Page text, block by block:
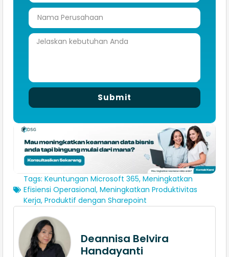
Submit
Tags: Keuntungan Microsoft 365, Meningkatkan
Efisiensi Operasional, Meningkatkan Produktivitas
Kerja, Produktif dengan Sharepoint
Deannisa Belvira
Handayanti